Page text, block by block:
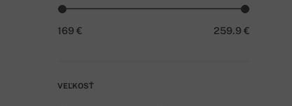
169 € 259.9 €
VEĽKOSŤ